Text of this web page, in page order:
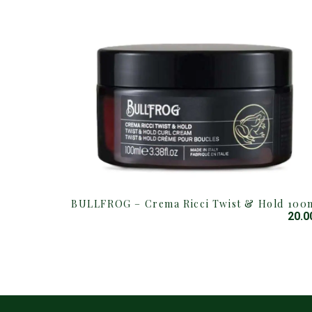
BULLFROG – Crema Ricci Twist & Hold